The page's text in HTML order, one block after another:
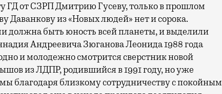
ГД от СЗРП Дмитрию Гусеву, только в прошлом
Даванкову из «Новых людей» нет и сорока.
должна быть юность всей планеты, и выделили
Андреевича Зюганова Леонида 1988 года
и молодежно смотрится сверстник новой
из ЛДПР, родившийся в 1991 году, но уже
благодаря близкому сотрудничеству с покойным